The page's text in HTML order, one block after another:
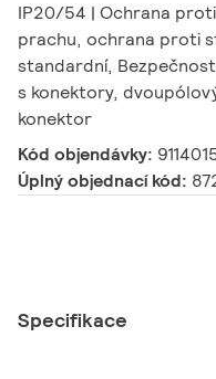
IP20/54 | Ochrana
prachu, ochrana proti
standardní,
s konektory,
konektor
Kód objendávky:
Úplný objednací kód:
Specifikace